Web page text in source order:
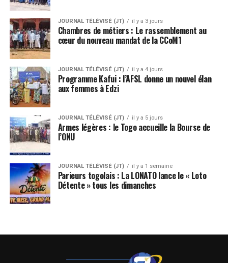
JOURNAL TÉLÉVISÉ (JT) il y a 3 jours
Chambres de métiers : Le rassemblement au
cœur du nouveau mandat de la CCoM1
JOURNAL TÉLÉVISÉ (JT) il y a 4 jours
Programme Kafui : l’AFSL donne un nouvel élan
aux femmes à Edzi
JOURNAL TÉLÉVISÉ (JT) il y a 5 jours
Armes légères : le Togo accueille la Bourse de
l’ONU
JOURNAL TÉLÉVISÉ (JT) il y a 1 semaine
Parieurs togolais : La LONATO lance le « Loto
Détente » tous les dimanches